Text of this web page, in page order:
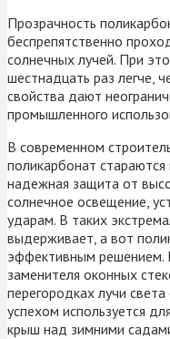
Прозрачность
беспрепятственно
солнечных лучей. При
шестнадцать раз легче,
свойства дают
промышленного
В современном
поликарбонат
надежная защита от
солнечное освещение,
ударам. В таких
выдерживает, а вот
эффективным решением.
заменителя оконных
перегородках лучи
успехом используется
крыш над зимними